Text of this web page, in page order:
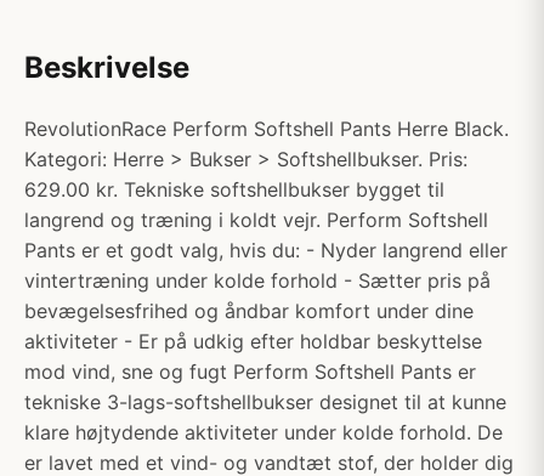
Beskrivelse
RevolutionRace Perform Softshell Pants Herre Black.
Kategori: Herre > Bukser > Softshellbukser. Pris:
629.00 kr. Tekniske softshellbukser bygget til
langrend og træning i koldt vejr. Perform Softshell
Pants er et godt valg, hvis du: - Nyder langrend eller
vintertræning under kolde forhold - Sætter pris på
bevægelsesfrihed og åndbar komfort under dine
aktiviteter - Er på udkig efter holdbar beskyttelse
mod vind, sne og fugt Perform Softshell Pants er
tekniske 3-lags-softshellbukser designet til at kunne
klare højtydende aktiviteter under kolde forhold. De
er lavet med et vind- og vandtæt stof, der holder dig